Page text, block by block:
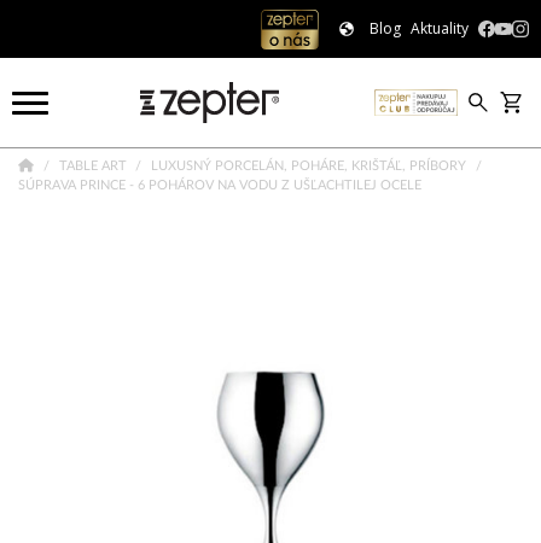
Blog Aktuality
TABLE ART
LUXUSNÝ PORCELÁN, POHÁRE, KRIŠTÁĽ, PRÍBORY
SÚPRAVA PRINCE - 6 POHÁROV NA VODU Z UŠĽACHTILEJ OCELE